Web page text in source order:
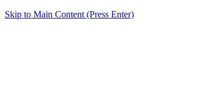
Skip to Main Content (Press Enter)